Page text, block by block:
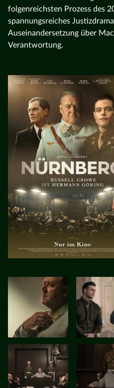
folgenreichsten Prozess des
spannungsreiches
Auseinandersetzung über
Verantwortung.